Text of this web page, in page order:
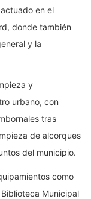
en el
donde también
y la
y
urbano, con
tras
de alcorques
del municipio.
como
Municipal